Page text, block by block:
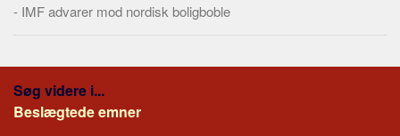
- IMF advarer mod nordisk boligboble
Søg videre i...
Beslægtede emner